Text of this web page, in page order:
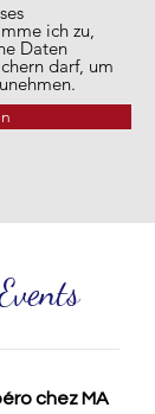
ich zu,
Daten
darf, um
chez MA